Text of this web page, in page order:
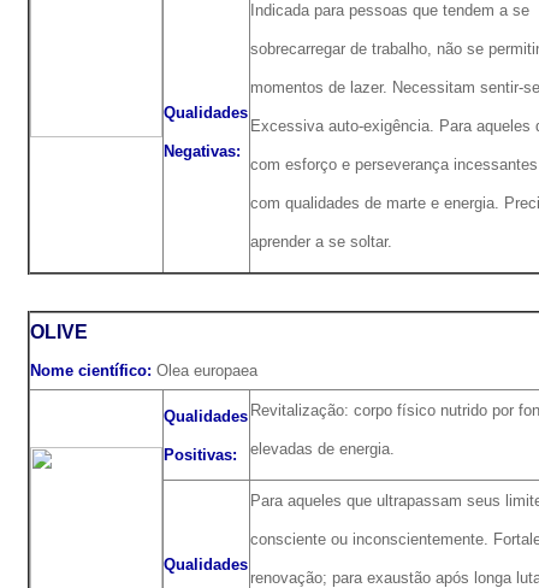
Qualidades
Negativas:
Indicada para pessoas que tendem a se
sobrecarregar de trabalho, não se
momentos de lazer. Necessitam sentir-
Excessiva auto-exigência. Para aqueles
com esforço e perseverança
com qualidades de marte e energia.
aprender a se soltar.
OLIVE
Nome científico: Olea europaea
Qualidades
Positivas:
Revitalização: corpo físico nutrido por
elevadas de energia.
Qualidades
Para aqueles que ultrapassam seus
consciente ou inconscientemente.
renovação; para exaustão após longa